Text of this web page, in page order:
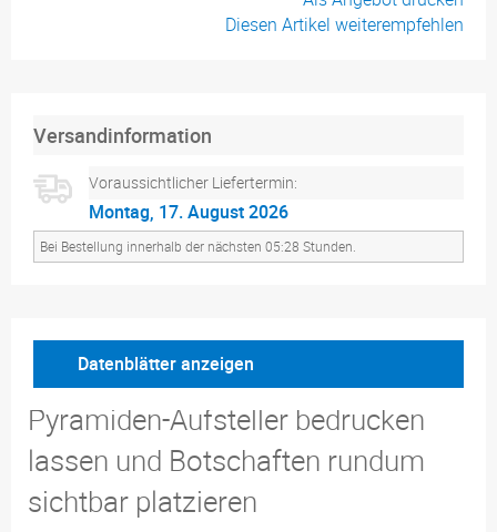
Diesen Artikel weiterempfehlen
Versandinformation
Voraussichtlicher Liefertermin:
Montag, 17. August 2026
Bei Bestellung innerhalb der nächsten 05:28 Stunden.
Datenblätter anzeigen
Pyramiden-Aufsteller bedrucken
lassen und Botschaften rundum
sichtbar platzieren